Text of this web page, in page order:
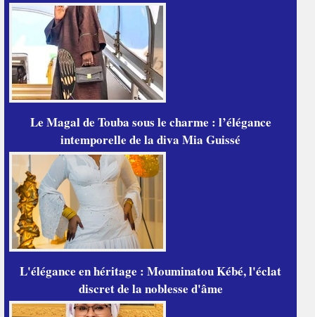
Le Magal de Touba sous le charme : l’élégance
intemporelle de la diva Mia Guissé
L'élégance en héritage : Mouminatou Kébé, l'éclat
discret de la noblesse d'âme